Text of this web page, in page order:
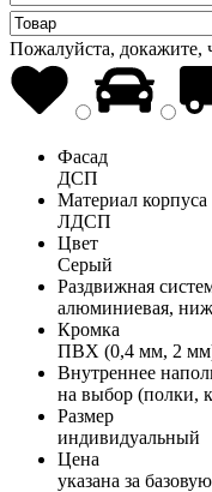
Пожалуйста, докажите,
Фасад
ДСП
Материал корпуса
ЛДСП
Цвет
Серый
Раздвижная
алюминиевая,
Кромка
ПВХ (0,4 мм, 2
Внутреннее
на выбор (полки,
Размер
индивидуальный
Цена
указана за